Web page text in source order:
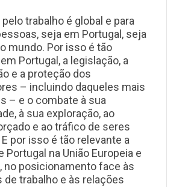
trabalho é global e para
seja em Portugal, seja
mundo. Por isso é tão
Portugal, a legislação, a
e a proteção dos
– incluindo daqueles mais
– e o combate à sua
à sua exploração, ao
e ao tráfico de seres
por isso é tão relevante a
Portugal na União Europeia e
no posicionamento face às
de trabalho e às relações